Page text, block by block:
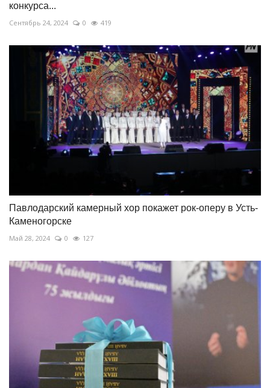
конкурса...
Сентябрь 24, 2024 0 419
Павлодарский камерный хор покажет рок-оперу в Усть-
Каменогорске
Май 28, 2024 0 127